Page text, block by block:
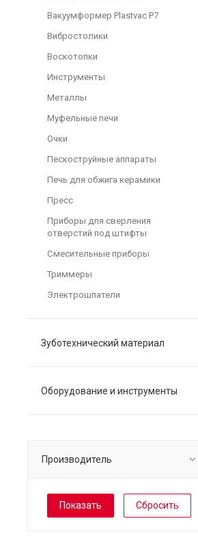
Вакуумформер Plastvac P7
Вибростолики
Воскотопки
Инструменты
Металлы
Муфельные печи
Очки
Пескоструйные аппараты
Печь для обжига керамики
Пресс
Приборы для сверления
отверстий под штифты
Смесительные приборы
Триммеры
Электрошпатели
Зуботехнический материал
Оборудование и инструменты
Производитель
Сбросить